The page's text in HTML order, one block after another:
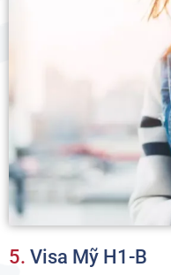
5. Visa Mỹ H1-B